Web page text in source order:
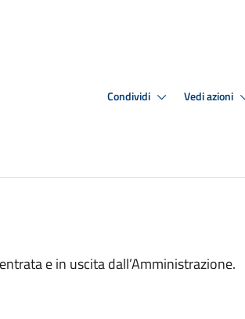
Condividi Vedi azioni
e in uscita dall’Amministrazione.